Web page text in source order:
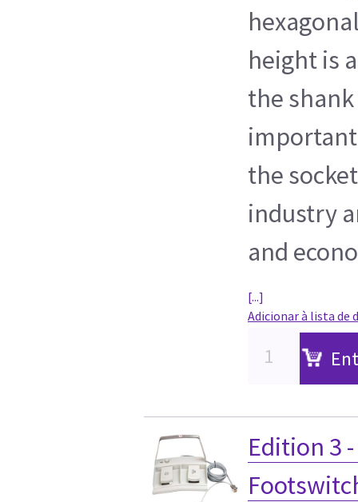
height is
the
the
industry
and
[...]
Adicionar à lista de
Edition 3